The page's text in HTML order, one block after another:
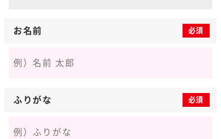
お名前 必須
ふりがな 必須